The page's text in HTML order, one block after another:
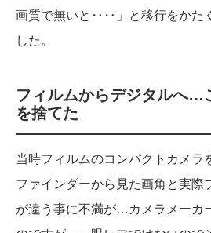
画質で無いと‥‥」と移行をかた
した。
フィルムからデジタルへ…
を捨てた
当時フィルムのコンパクトカメラ
ファインダーから見た画角と実際
が違う事に不満が…カメラメーカ